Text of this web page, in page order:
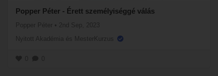
Popper Péter - Érett személyiséggé válás
Popper Péter • 2nd Sep, 2023
Nyitott Akadémia és MesterKurzus